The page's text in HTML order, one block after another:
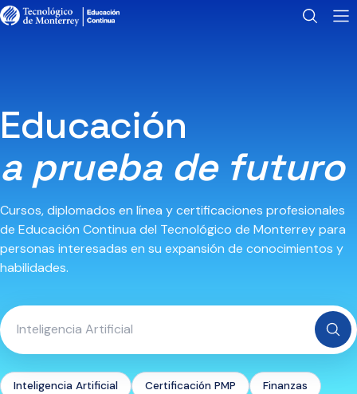
Educación
a prueba de futuro
Cursos, diplomados en línea y certificaciones profesionales
de Educación Continua del Tecnológico de Monterrey para
personas interesadas en su expansión de conocimientos y
habilidades.
Inteligencia Artificial Certificación PMP
Finanzas